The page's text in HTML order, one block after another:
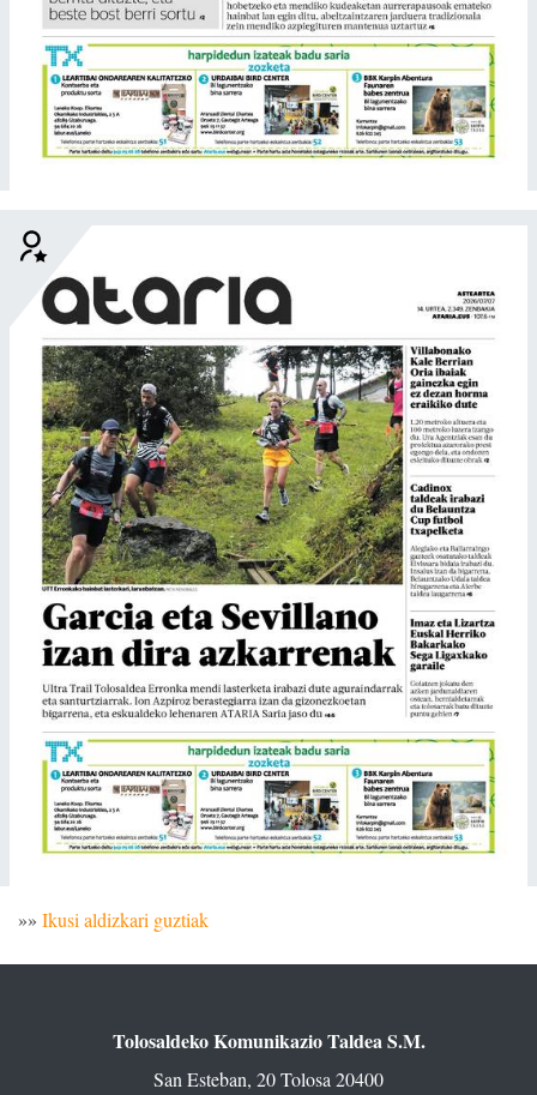
»» Ikusi aldizkari guztiak
Tolosaldeko Komunikazio Taldea S.M.
San Esteban, 20 Tolosa 20400